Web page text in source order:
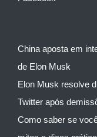
China aposta em
de Elon Musk
Elon Musk resolve
Twitter após
Como saber se